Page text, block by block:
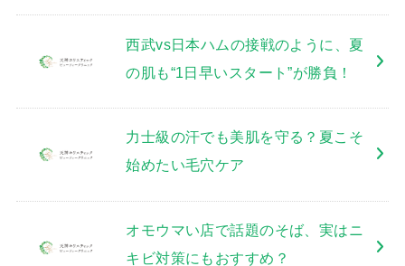
西武vs日本ハムの接戦のように、夏
の肌も“1日早いスタート”が勝負！
力士級の汗でも美肌を守る？夏こそ
始めたい毛穴ケア
オモウマい店で話題のそば、実はニ
キビ対策にもおすすめ？